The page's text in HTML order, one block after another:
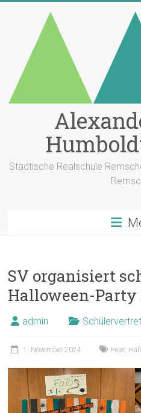
Städtische Realschule
SV organisiert
Halloween-Party
admin
1. November 2024 Feier,